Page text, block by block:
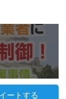
ートする